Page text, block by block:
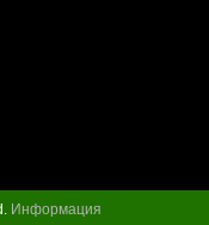
Информация